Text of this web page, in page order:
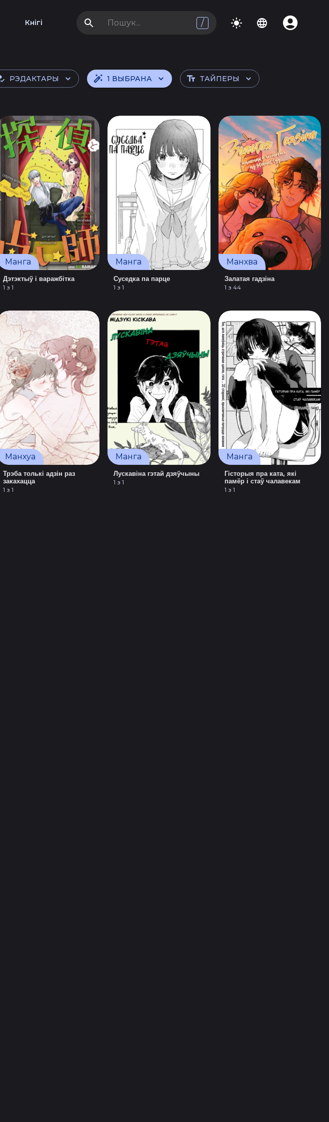
Кнігі /
РЭДАКТАРЫ 1 ВЫБРАНА ТАЙПЕРЫ
Манга
Дэтэктыў і варажбітка
1 з 1
Манга
Суседка па парце
1 з 1
Манхва
Залатая гадзіна
1 з 44
Манхуа
Трэба толькі адзін раз
закахацца
1 з 1
Манга
Лускавіна гэтай дзяўчыны
1 з 1
Манга
Гісторыя пра ката, які
памёр і стаў чалавекам
1 з 1